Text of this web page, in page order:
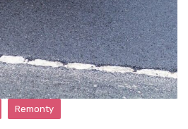
Remonty